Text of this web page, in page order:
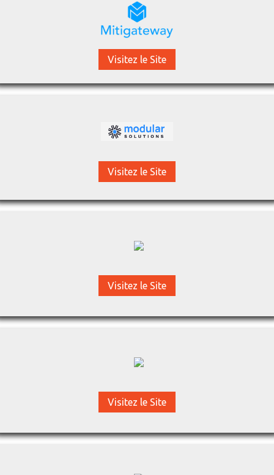
Visitez le Site
Visitez le Site
Visitez le Site
Visitez le Site